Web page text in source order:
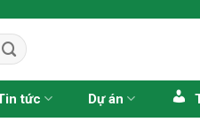
tức Dự án